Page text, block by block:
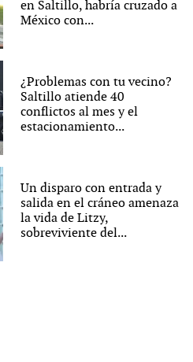
en Saltillo, habría cruzado a
México con...
¿Problemas con tu vecino?
Saltillo atiende 40
conflictos al mes y el
estacionamiento...
Un disparo con entrada y
salida en el cráneo amenaza
la vida de Litzy,
sobreviviente del...